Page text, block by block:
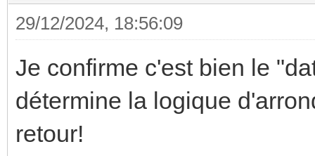
29/12/2024, 18:56:09
Je confirme c'est bien le
détermine la logique
retour!